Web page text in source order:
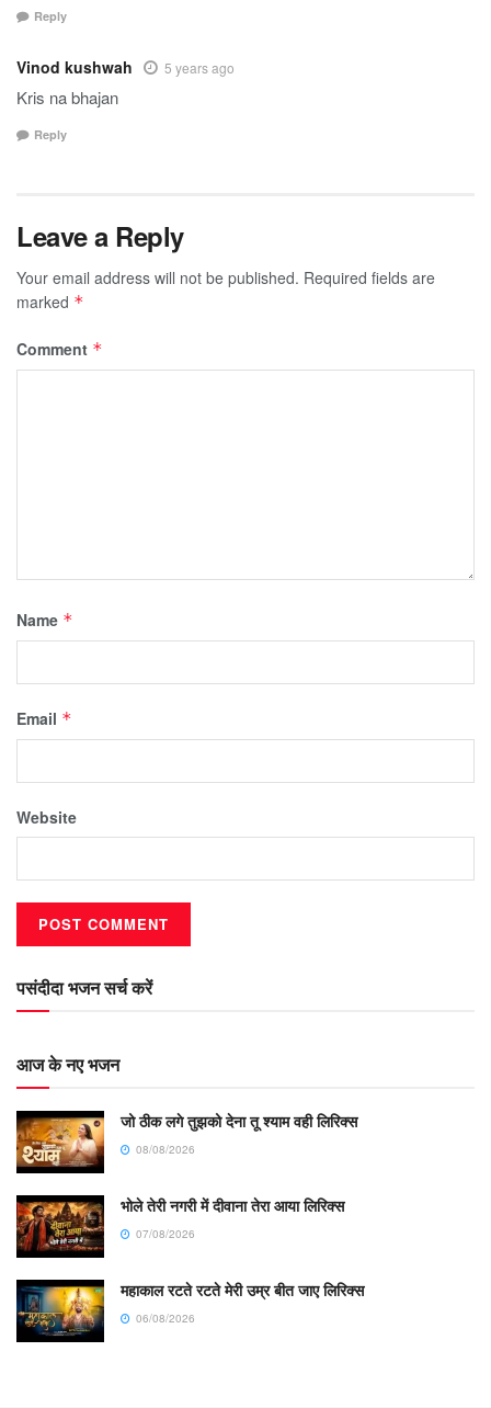
Reply
Vinod kushwah 5 years ago
Kris na bhajan
Reply
Leave a Reply
Your email address will not be published. Required fields are
marked *
Comment *
Name *
Email *
Website
पसंदीदा भजन सर्च करें
आज के नए भजन
जो ठीक लगे तुझको देना तू श्याम वही लिरिक्स
08/08/2026
भोले तेरी नगरी में दीवाना तेरा आया लिरिक्स
07/08/2026
महाकाल रटते रटते मेरी उम्र बीत जाए लिरिक्स
06/08/2026